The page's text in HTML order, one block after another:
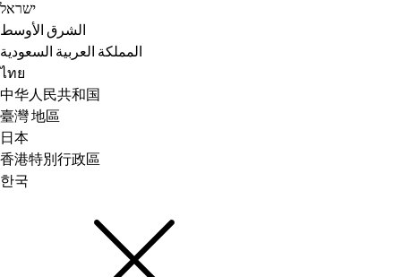
ישראל
الشرق الأوسط
المملكة العربية السعودية
ไทย
中华人民共和国
臺灣 地區
日本
香港特別行政區
한국